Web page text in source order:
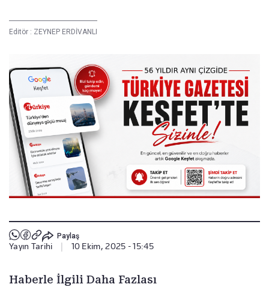
Editör : ZEYNEP ERDİVANLI
Paylaş
Yayın Tarihi 10 Ekim, 2025 - 15:45
Haberle İlgili Daha Fazlası